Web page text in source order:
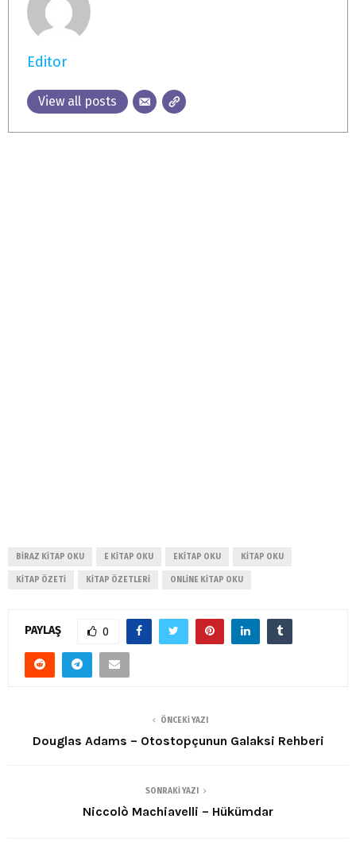
Editor
View all posts
BIRAZ KITAP OKU E KITAP OKU EKITAP OKU KITAP OKU
KITAP ÖZETI KITAP ÖZETLERI ONLINE KITAP OKU
PAYLAŞ 0
ÖNCEKI YAZI
Douglas Adams – Otostopçunun Galaksi Rehberi
SONRAKI YAZI
Niccolò Machiavelli – Hükümdar